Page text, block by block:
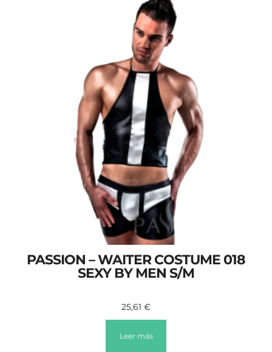
PASSION – WAITER COSTUME 018
SEXY BY MEN S/M
25,61 €
Leer más